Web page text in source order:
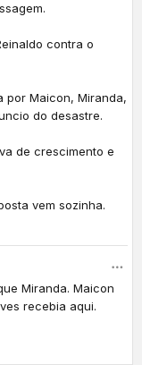
contra o
por Maicon, Miranda,
do desastre.
de crescimento e
vem sozinha.
Miranda. Maicon
recebia aqui.